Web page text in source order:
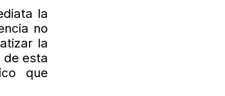
la
no
la
de esta
que